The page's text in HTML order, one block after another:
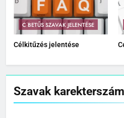
C BETŰS SZAVAK JELENTÉSE
Célkitűzés jelentése
Szavak